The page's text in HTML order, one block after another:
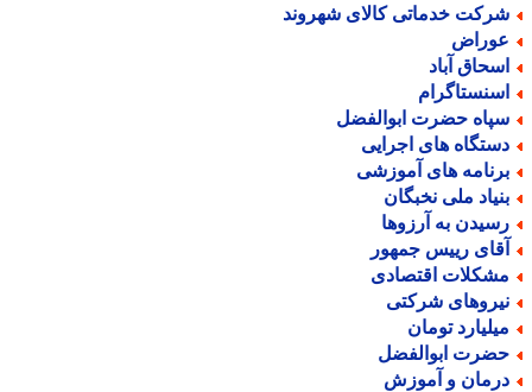
خدماتی کالای شهروند
آباد
حضرت ابوالفضل
های اجرایی
های آموزشی
ملی نخبگان
به آرزوها
رییس جمهور
اقتصادی
شرکتی
تومان
ابوالفضل
و آموزش